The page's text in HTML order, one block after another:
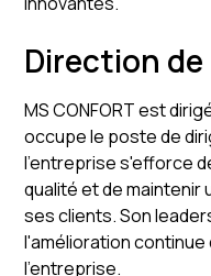
Direction
MS CONFORT est
occupe le poste de
l'entreprise s'efforce
qualité et de maintenir
ses clients. Son
l'amélioration
l'entreprise.